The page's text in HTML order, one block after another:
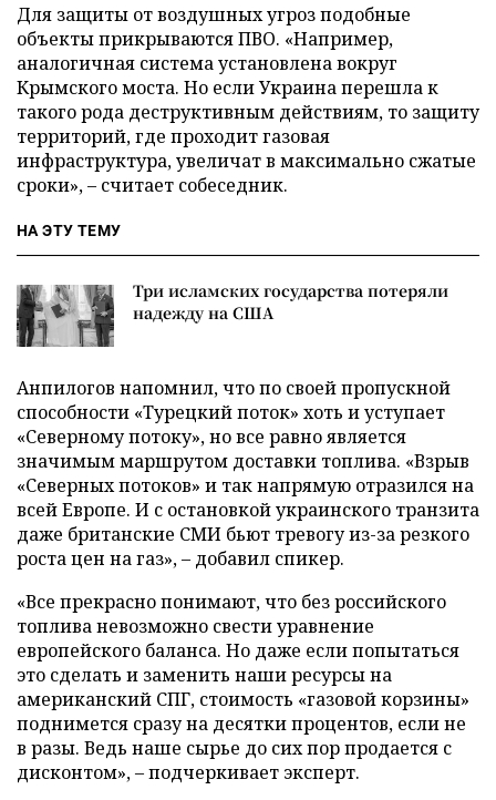
Для защиты от воздушных угроз подобные
объекты прикрываются ПВО. «Например,
аналогичная система установлена вокруг
Крымского моста. Но если Украина перешла к
такого рода деструктивным действиям, то защиту
территорий, где проходит газовая
инфраструктура, увеличат в максимально сжатые
сроки», – считает собеседник.
НА ЭТУ ТЕМУ
Три исламских государства потеряли
надежду на США
Анпилогов напомнил, что по своей пропускной
способности «Турецкий поток» хоть и уступает
«Северному потоку», но все равно является
значимым маршрутом доставки топлива. «Взрыв
«Северных потоков» и так напрямую отразился на
всей Европе. И с остановкой украинского транзита
даже британские СМИ бьют тревогу из-за резкого
роста цен на газ», – добавил спикер.
«Все прекрасно понимают, что без российского
топлива невозможно свести уравнение
европейского баланса. Но даже если попытаться
это сделать и заменить наши ресурсы на
американский СПГ, стоимость «газовой корзины»
поднимется сразу на десятки процентов, если не
в разы. Ведь наше сырье до сих пор продается с
дисконтом», – подчеркивает эксперт.